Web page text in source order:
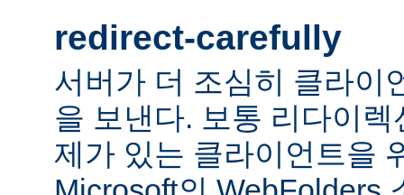
redirect-carefully
서버가 더 조심히 클라이
을 보낸다. 보통 리다이
제가 있는 클라이언트을